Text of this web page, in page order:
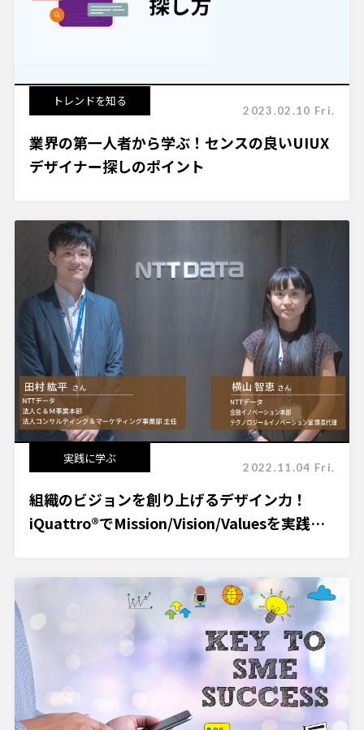
トレンドを知る
2023.02.10 Fri.
業界の第一人者から学ぶ！センスの良いUIUX
デザイナー探しのポイント
実践に学ぶ
2022.11.04 Fri.
組織のビジョンを創り上げるデザイン力！
iQuattro®でMission/Vision/Valuesを実践！